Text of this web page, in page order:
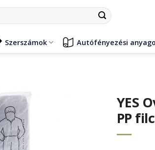
Szerszámok Autófényezési
YES
PP filc